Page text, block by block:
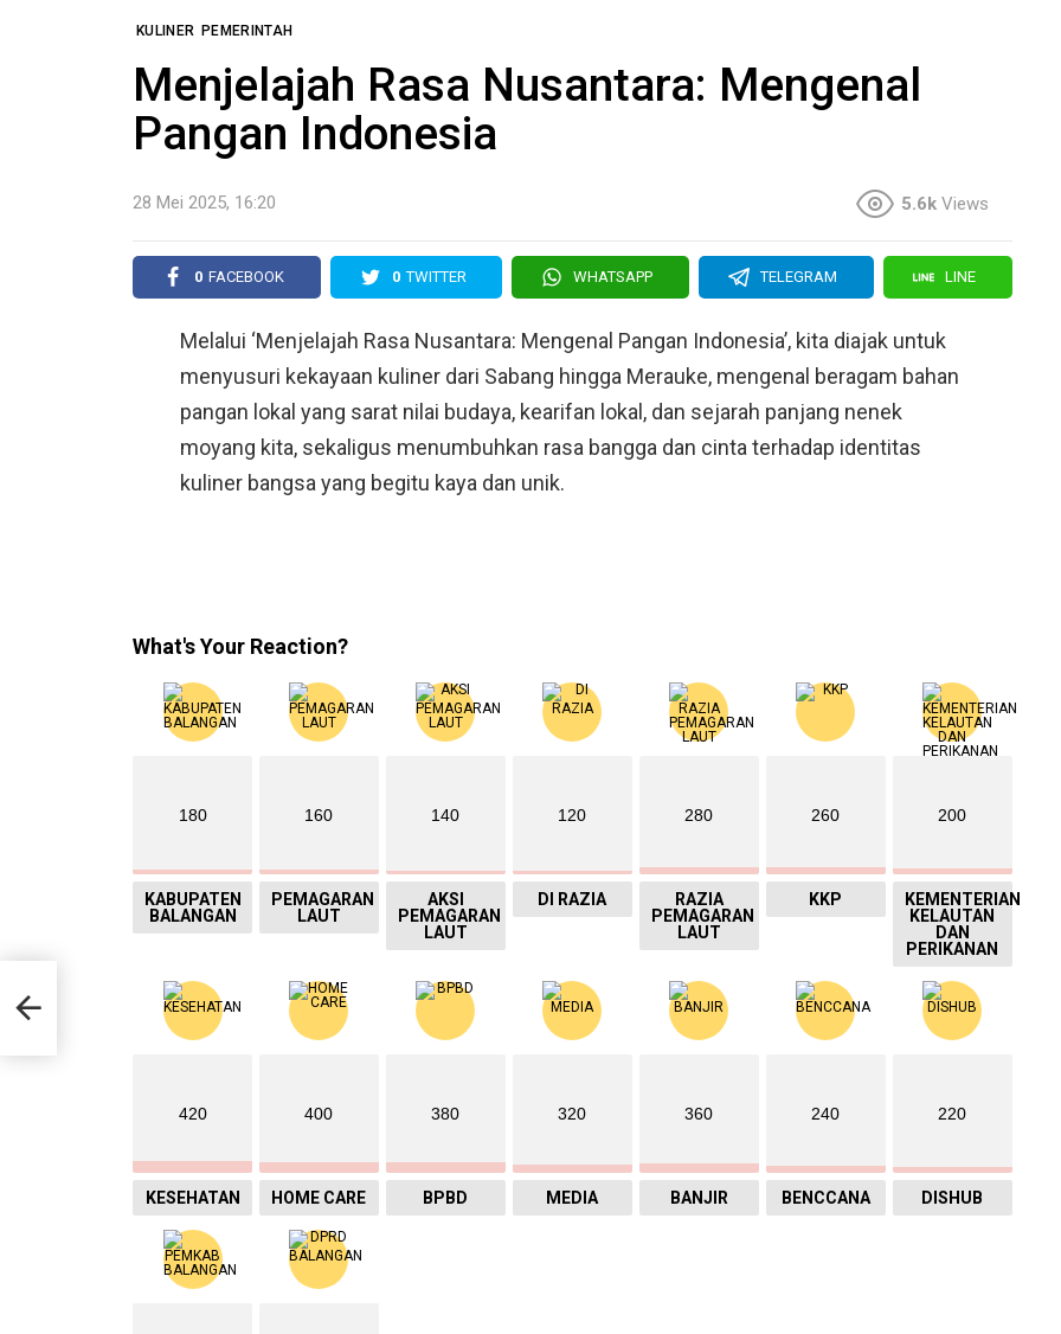
KULINER PEMERINTAH
Menjelajah Rasa Nusantara: Mengenal
Pangan Indonesia
28 Mei 2025, 16:20 5.6k Views
0 FACEBOOK 0 TWITTER WHATSAPP TELEGRAM LINE
Melalui ‘Menjelajah Rasa Nusantara: Mengenal Pangan Indonesia’, kita diajak untuk
menyusuri kekayaan kuliner dari Sabang hingga Merauke, mengenal beragam bahan
pangan lokal yang sarat nilai budaya, kearifan lokal, dan sejarah panjang nenek
moyang kita, sekaligus menumbuhkan rasa bangga dan cinta terhadap identitas
kuliner bangsa yang begitu kaya dan unik.
What's Your Reaction?
180
KABUPATEN
BALANGAN
160
PEMAGARAN
LAUT
140
AKSI
PEMAGARAN
LAUT
120
DI RAZIA
280
RAZIA
PEMAGARAN
LAUT
260
KKP
200
KEMENTERIAN
KELAUTAN
DAN
PERIKANAN
420
KESEHATAN
400
HOME CARE
380
BPBD
320
MEDIA
360
BANJIR
240
BENCCANA
220
DISHUB